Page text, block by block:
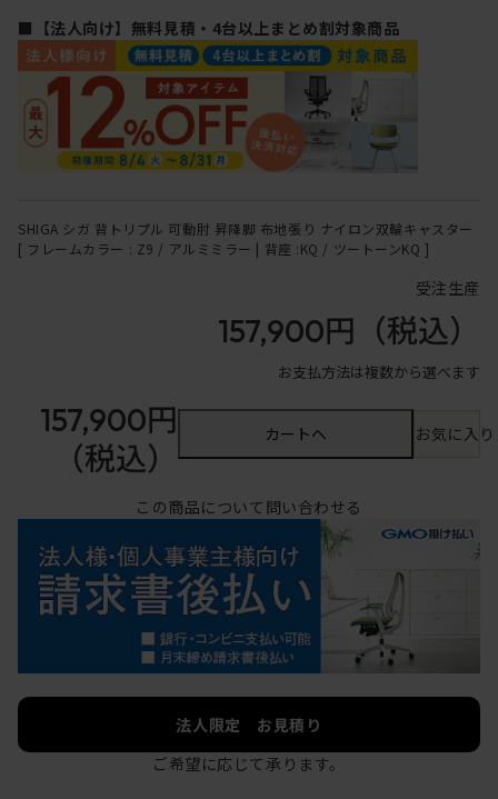
■【法人向け】無料見積・4台以上まとめ割対象商品
SHIGA シガ 背トリプル 可動肘 昇降脚 布地張り ナイロン双輪キャスター
[ フレームカラー : Z9 / アルミミラー | 背座 :KQ / ツートーンKQ ]
受注生産
157,900円 （税込）
お支払方法は複数から選べます
157,900円
（税込）
カートへ お気に入
この商品について問い合わせる
法人限定 お見積り
ご希望に応じて承ります。